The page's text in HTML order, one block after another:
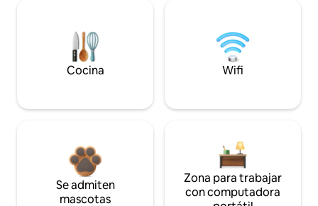
Cocina Wifi
Se admiten
mascotas
Zona para trabajar
con computadora